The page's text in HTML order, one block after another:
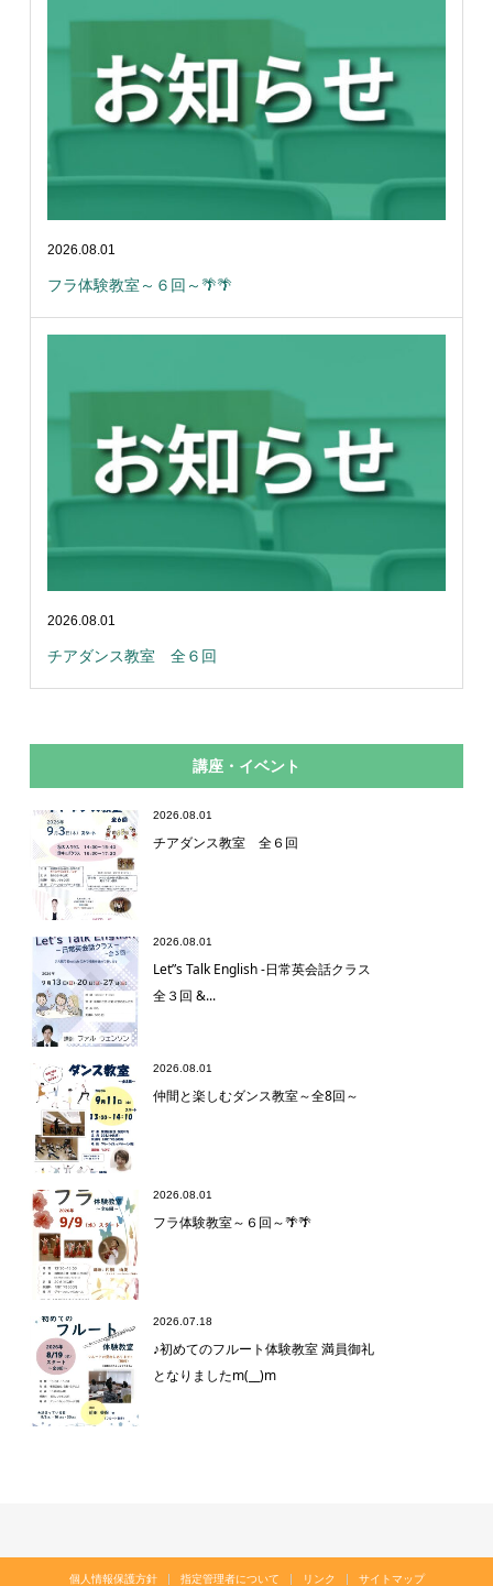
2026.08.01
フラ体験教室～６回～🌴🌴
2026.08.01
チアダンス教室 全６回
講座・イベント
2026.08.01
チアダンス教室 全６回
2026.08.01
Let”s Talk English -日常英会話クラス
全３回 &...
2026.08.01
仲間と楽しむダンス教室～全8回～
2026.08.01
フラ体験教室～６回～🌴🌴
2026.07.18
♪初めてのフルート体験教室 満員御礼
となりましたm(__)m
個人情報保護方針 指定管理者について リンク サイトマップ